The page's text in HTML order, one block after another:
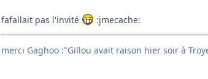
fafallait pas l'invité :jmecache:
merci Gaghoo :"Gillou avait raison hier soir à